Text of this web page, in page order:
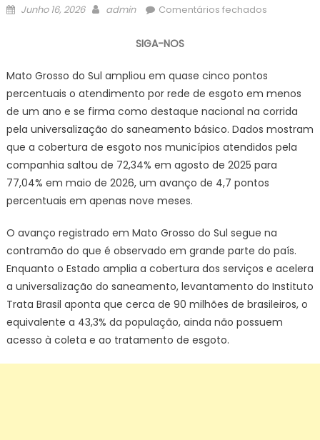
Posted
Junho 16, 2026 Author
admin Comentários fechadosem
Sul
amplia
cobertura
esgoto
para
77,04%
e
à
SIGA-NOS
Mato Grosso do Sul ampliou em quase cinco pontos
percentuais o atendimento por rede de esgoto em menos
de um ano e se firma como destaque nacional na corrida
pela universalização do saneamento básico. Dados mostram
que a cobertura de esgoto nos municípios atendidos pela
companhia saltou de 72,34% em agosto de 2025 para
77,04% em maio de 2026, um avanço de 4,7 pontos
percentuais em apenas nove meses.
O avanço registrado em Mato Grosso do Sul segue na
contramão do que é observado em grande parte do país.
Enquanto o Estado amplia a cobertura dos serviços e acelera
a universalização do saneamento, levantamento do Instituto
Trata Brasil aponta que cerca de 90 milhões de brasileiros, o
equivalente a 43,3% da população, ainda não possuem
acesso à coleta e ao tratamento de esgoto.